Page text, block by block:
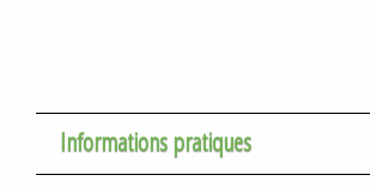
Informations pratiques